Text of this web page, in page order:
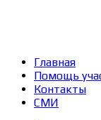
Главная
Помощь
Контакты
СМИ